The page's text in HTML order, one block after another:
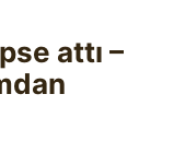
attı –